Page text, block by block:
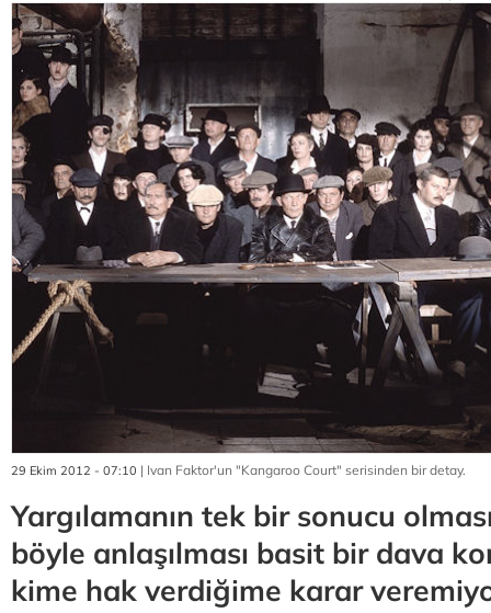
29 Ekim 2012 - 07:10 | Ivan Faktor'un "Kangaroo Court" serisinden bir detay.
Yargılamanın tek bir sonucu
böyle anlaşılması basit bir dava
kime hak verdiğime karar